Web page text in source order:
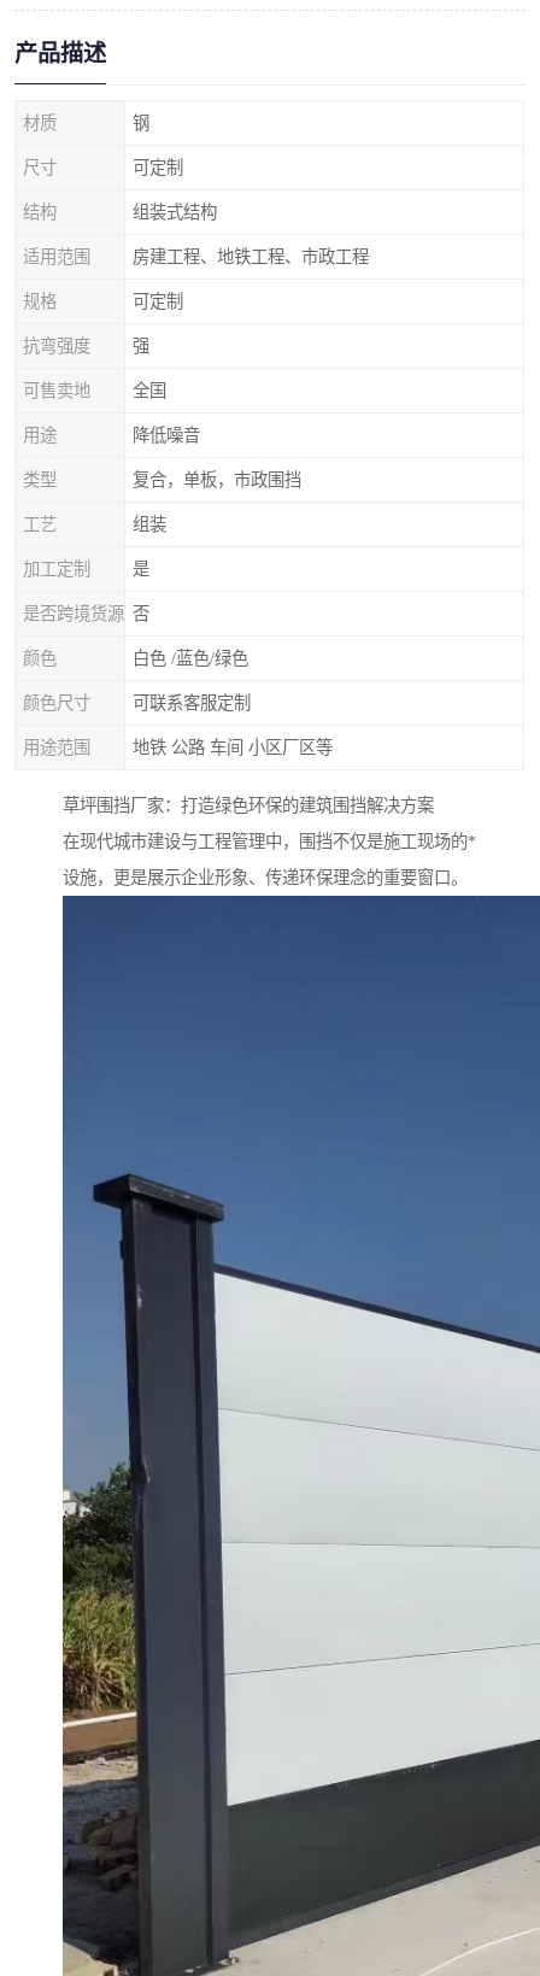
产品描述
材质 钢
尺寸 可定制
结构 组装式结构
适用范围 房建工程、地铁工程、市政工程
规格 可定制
抗弯强度 强
可售卖地 全国
用途 降低噪音
类型 复合，单板，市政围挡
工艺 组装
加工定制 是
是否跨境货源 否
颜色 白色 /蓝色/绿色
颜色尺寸 可联系客服定制
用途范围 地铁 公路 车间 小区厂区等
草坪围挡厂家：打造绿色环保的建筑围挡解决方案
在现代城市建设与工程管理中，围挡不仅是施工现场的*
设施，更是展示企业形象、传递环保理念的重要窗口。